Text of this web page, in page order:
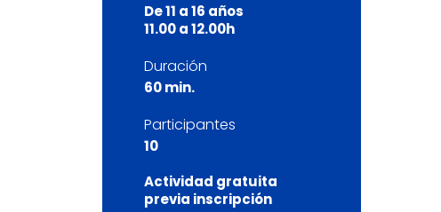
De 11 a 16 años
11.00 a 12.00h
Duración
60 min.
Participantes
10
Actividad gratuita
previa inscripción